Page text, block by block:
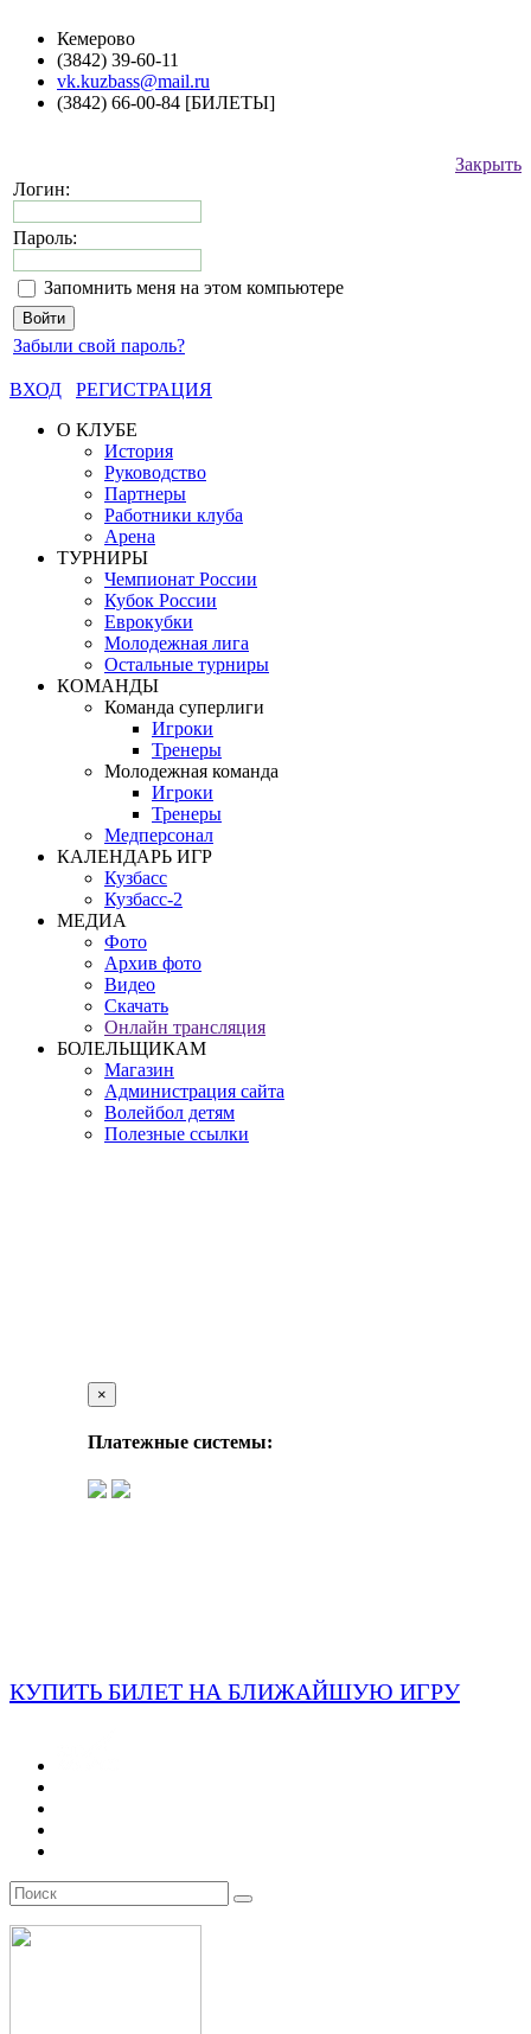
Кемерово
(3842) 39-60-11
vk.kuzbass@mail.ru
(3842) 66-00-84 [БИЛЕТЫ]
Закрыть
Логин:
Пароль:
Запомнить меня на этом компьютере
Забыли свой пароль?
ВХОД
РЕГИСТРАЦИЯ
О КЛУБЕ
История
Руководство
Партнеры
Работники клуба
Арена
ТУРНИРЫ
Чемпионат России
Кубок России
Еврокубки
Молодежная лига
Остальные турниры
КОМАНДЫ
Команда суперлиги
Игроки
Тренеры
Молодежная команда
Игроки
Тренеры
Медперсонал
КАЛЕНДАРЬ ИГР
Кузбасс
Кузбасс-2
МЕДИА
Фото
Архив фото
Видео
Скачать
Онлайн трансляция
БОЛЕЛЬЩИКАМ
Магазин
Администрация сайта
Волейбол детям
Полезные ссылки
×
Платежные системы:
КУПИТЬ БИЛЕТ НА БЛИЖАЙШУЮ ИГРУ